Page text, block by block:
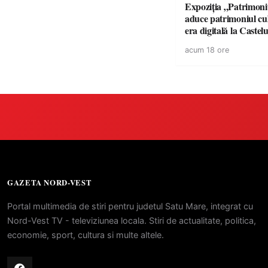
Expoziția
aduce patrimoniul
era digitală la
acum 18 ore
GAZETA NORD-VEST
Portal multimedia de stiri pentru judetul Satu Mare, integrat cu
Nord-Vest TV - televiziunea locala. Stiri de actualitate, politica,
economie, sport, cultura si multe altele.